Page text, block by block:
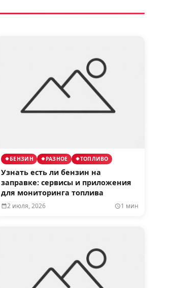
БЕНЗИН РАЗНОЕ ТОПЛИВО
Узнать есть ли бензин на
заправке: сервисы и приложения
для мониторинга топлива
2 июля, 2026 1 мин